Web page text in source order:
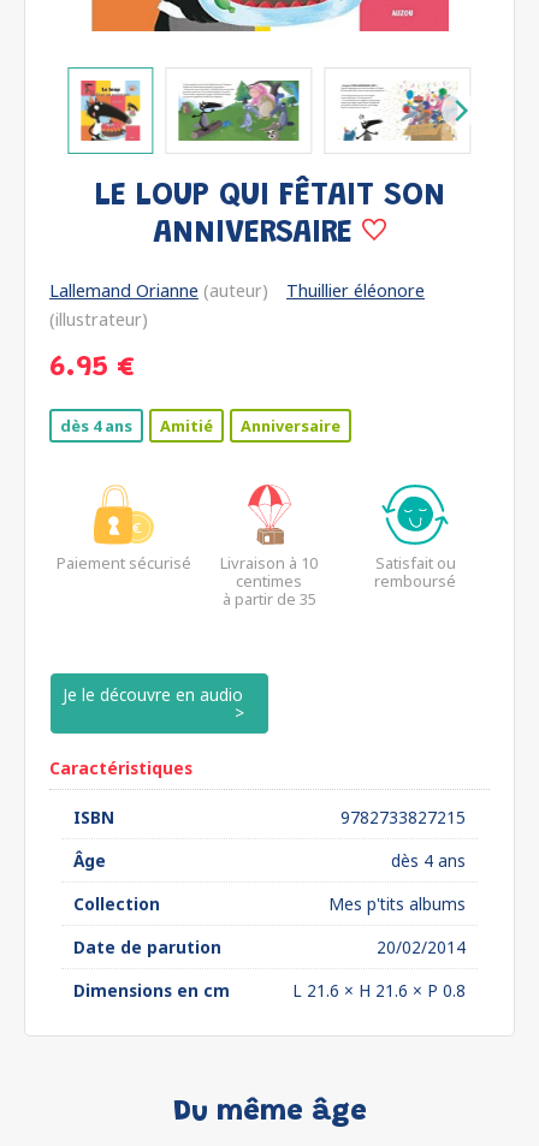
LE LOUP QUI FÊTAIT SON
ANNIVERSAIRE
Lallemand Orianne (auteur)
Thuillier éléonore
(illustrateur)
6.95 €
dès 4 ans Amitié Anniversaire
Paiement sécurisé
Livraison à 10
centimes
à partir de 35
Satisfait ou
remboursé
Je le découvre en audio
Caractéristiques
ISBN
9782733827215
Âge
dès 4 ans
Collection
Mes p'tits albums
Date de parution
20/02/2014
Dimensions en cm
L 21.6 × H 21.6 × P 0.8
Du même âge